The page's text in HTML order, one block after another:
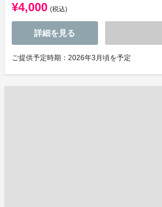
¥4,000 (税込)
詳細を見る
ご提供予定時期：2026年3月頃を予定